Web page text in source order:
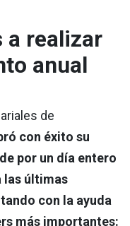
a realizar
anual
de
con éxito su
por un día entero
las últimas
con la ayuda
más importantes: